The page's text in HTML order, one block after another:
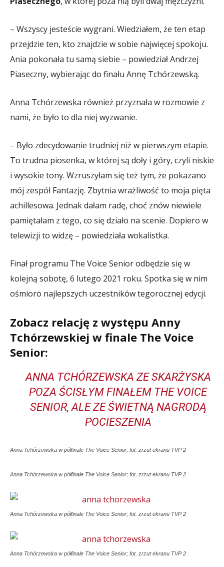
– Wszyscy jesteście wygrani. Wiedziałem, że ten etap
przejdzie ten, kto znajdzie w sobie najwięcej spokoju.
Ania pokonała tu samą siebie – powiedział Andrzej
Piaseczny, wybierając do finału Annę Tchórzewską.
Anna Tchórzewska również przyznała w rozmowie z
nami, że było to dla niej wyzwanie.
– Było zdecydowanie trudniej niż w pierwszym etapie.
To trudna piosenka, w której są doły i góry, czyli niskie
i wysokie tony. Wzruszyłam się też tym, że pokazano
mój zespół Fantazję. Zbytnia wrażliwość to moja pięta
achillesowa. Jednak dałam radę, choć znów niewiele
pamiętałam z tego, co się działo na scenie. Dopiero w
telewizji to widzę – powiedziała wokalistka.
Finał programu The Voice Senior odbędzie się w
kolejną sobotę, 6 lutego 2021 roku. Spotka się w nim
ośmioro najlepszych uczestników tegorocznej edycji.
Zobacz relację z występu Anny
Tchórzewskiej w finale The Voice
Senior:
ANNA TCHÓRZEWSKA ZE SKARŻYSKA
POZA ŚCISŁYM FINAŁEM THE VOICE
SENIOR, ALE ZE ŚWIETNĄ NAGRODĄ
POCIESZENIA
Anna Tchórzewska w półfinale The Voice Senior; fot. zrzut ekranu TVP 2
Anna Tchórzewska w półfinale The Voice Senior; fot. zrzut ekranu TVP 2
Anna Tchórzewska w półfinale The Voice Senior; fot. zrzut ekranu TVP 2
Anna Tchórzewska w półfinale The Voice Senior; fot. zrzut ekranu TVP 2